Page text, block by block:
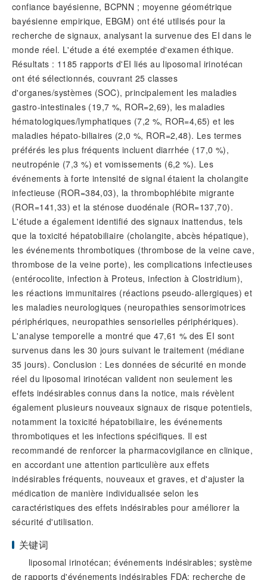
confiance bayésienne, BCPNN ; moyenne géométrique
bayésienne empirique, EBGM) ont été utilisés pour la
recherche de signaux, analysant la survenue des EI dans le
monde réel. L'étude a été exemptée d'examen éthique.
Résultats : 1185 rapports d'EI liés au liposomal irinotécan
ont été sélectionnés, couvrant 25 classes
d'organes/systèmes (SOC), principalement les maladies
gastro-intestinales (19,7 %, ROR=2,69), les maladies
hématologiques/lymphatiques (7,2 %, ROR=4,65) et les
maladies hépato-biliaires (2,0 %, ROR=2,48). Les termes
préférés les plus fréquents incluent diarrhée (17,0 %),
neutropénie (7,3 %) et vomissements (6,2 %). Les
événements à forte intensité de signal étaient la cholangite
infectieuse (ROR=384,03), la thrombophlébite migrante
(ROR=141,33) et la sténose duodénale (ROR=137,70).
L'étude a également identifié des signaux inattendus, tels
que la toxicité hépatobiliaire (cholangite, abcès hépatique),
les événements thrombotiques (thrombose de la veine cave,
thrombose de la veine porte), les complications infectieuses
(entérocolite, infection à Proteus, infection à Clostridium),
les réactions immunitaires (réactions pseudo-allergiques) et
les maladies neurologiques (neuropathies sensorimotrices
périphériques, neuropathies sensorielles périphériques).
L'analyse temporelle a montré que 47,61 % des EI sont
survenus dans les 30 jours suivant le traitement (médiane
35 jours). Conclusion : Les données de sécurité en monde
réel du liposomal irinotécan valident non seulement les
effets indésirables connus dans la notice, mais révèlent
également plusieurs nouveaux signaux de risque potentiels,
notamment la toxicité hépatobiliaire, les événements
thrombotiques et les infections spécifiques. Il est
recommandé de renforcer la pharmacovigilance en clinique,
en accordant une attention particulière aux effets
indésirables fréquents, nouveaux et graves, et d'ajuster la
médication de manière individualisée selon les
caractéristiques des effets indésirables pour améliorer la
sécurité d'utilisation.
关键词
liposomal irinotécan; événements indésirables; système
de rapports d'événements indésirables FDA; recherche de